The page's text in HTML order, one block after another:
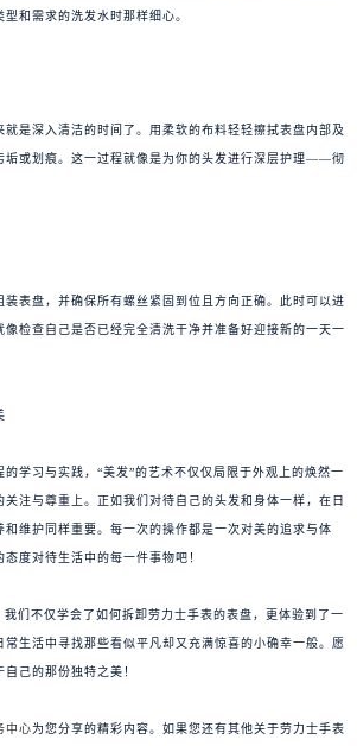
和需求的洗发水时那样细心。
是深入清洁的时间了。用柔软的布料轻轻擦拭表盘内部及
垢或划痕。这一过程就像是为你的头发进行深层护理——彻
表盘，并确保所有螺丝紧固到位且方向正确。此时可以进
检查自己是否已经完全清洗干净并准备好迎接新的一天一
学习与实践，“美发”的艺术不仅仅局限于外观上的焕然一
注与尊重上。正如我们对待自己的头发和身体一样，在日
维护同样重要。每一次的操作都是一次对美的追求与体
度对待生活中的每一件事物吧！
我们不仅学会了如何拆卸劳力士手表的表盘，更体验到了一
生活中寻找那些看似平凡却又充满惊喜的小确幸一般。愿
己的那份独特之美！
中心为您分享的精彩内容。如果您还有其他关于劳力士手表